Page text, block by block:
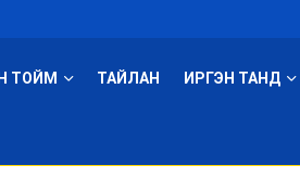
ТОЙМ ТАЙЛАН ИРГЭН ТАНД